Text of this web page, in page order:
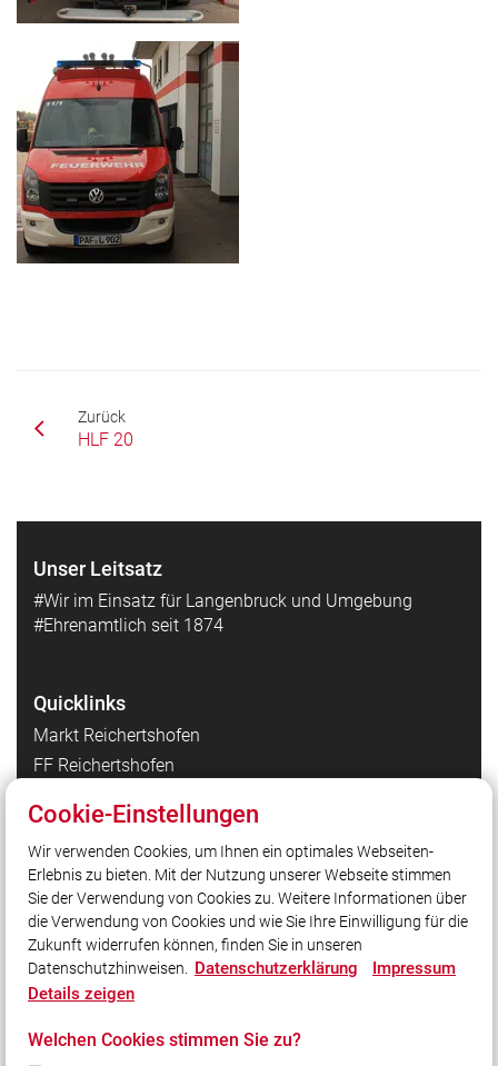
Zurück
HLF 20
Unser Leitsatz
#Wir im Einsatz für Langenbruck und Umgebung
#Ehrenamtlich seit 1874
Quicklinks
Markt Reichertshofen
FF Reichertshofen
FF Winden am Aign
Kreisbrandinspektion Pfaffenhofen a. d. Ilm
Landesfeuerwehrverband Bayern
Integrierte Leitstelle Ingolstadt
Social Media
Bleiben Sie mit uns in Kontakt und vernetzen Sie sich
Cookie-Einstellungen
Wir verwenden Cookies, um Ihnen ein optimales Webseiten-
Erlebnis zu bieten. Mit der Nutzung unserer Webseite stimmen
Sie der Verwendung von Cookies zu. Weitere Informationen über
die Verwendung von Cookies und wie Sie Ihre Einwilligung für die
Zukunft widerrufen können, finden Sie in unseren
Datenschutzhinweisen. Datenschutzerklärung
Impressum
Details zeigen
Welchen Cookies stimmen Sie zu?